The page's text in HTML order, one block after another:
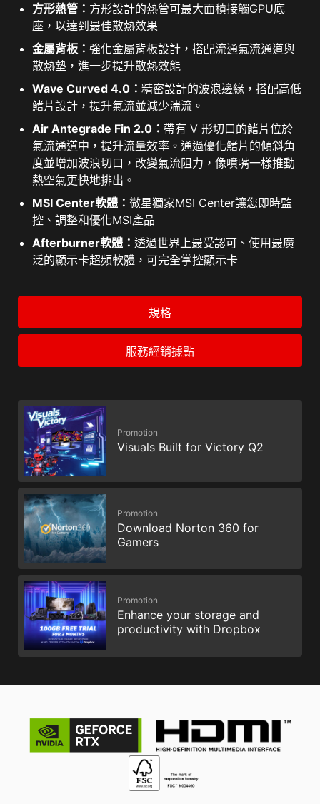
方形熱管： 方形設計的熱管可最大面積接觸GPU底
座，以達到最佳散熱效果
金屬背板： 強化金屬背板設計，搭配流通氣流通道與
散熱墊，進一步提升散熱效能
Wave Curved 4.0： 精密設計的波浪邊緣，搭配高低
鰭片設計，提升氣流並減少湍流。
Air Antegrade Fin 2.0： 帶有 V 形切口的鰭片位於
氣流通道中，提升流量效率。通過優化鰭片的傾斜角
度並增加波浪切口，改變氣流阻力，像噴嘴一樣推動
熱空氣更快地排出。
MSI Center軟體： 微星獨家MSI Center讓您即時監
控、調整和優化MSI產品
Afterburner軟體： 透過世界上最受認可、使用最廣
泛的顯示卡超頻軟體，可完全掌控顯示卡
規格
服務經銷據點
Promotion
Visuals Built for Victory Q2
Promotion
Download Norton 360 for
Gamers
Promotion
Enhance your storage and
productivity with Dropbox